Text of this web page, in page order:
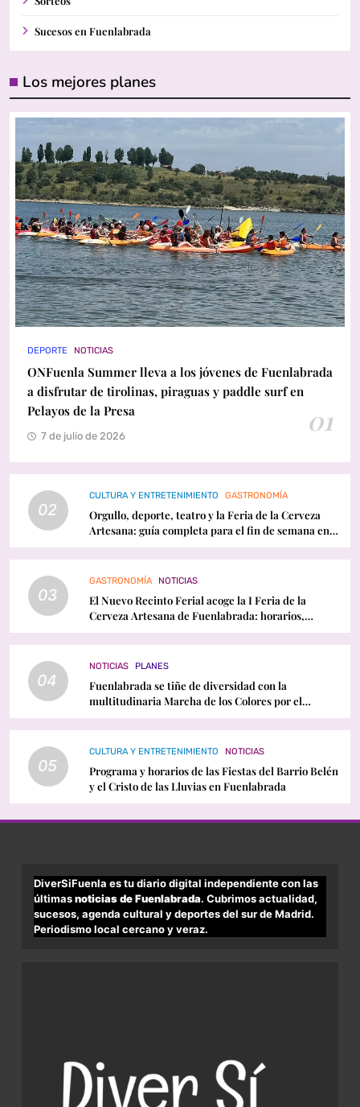
Sucesos en Fuenlabrada
Los mejores planes
DEPORTE NOTICIAS
ONFuenla Summer lleva a los jóvenes de Fuenlabrada
a disfrutar de tirolinas, piraguas y paddle surf en
Pelayos de la Presa
01
7 de julio de 2026
02
CULTURA Y ENTRETENIMIENTO GASTRONOMÍA
Orgullo, deporte, teatro y la Feria de la Cerveza
Artesana: guía completa para el fin de semana en
Fuenlabrada
03
GASTRONOMÍA NOTICIAS
El Nuevo Recinto Ferial acoge la I Feria de la
Cerveza Artesana de Fuenlabrada: horarios,
conciertos y programación
04
NOTICIAS PLANES
Fuenlabrada se tiñe de diversidad con la
multitudinaria Marcha de los Colores por el
Orgullo LGTBI
05
CULTURA Y ENTRETENIMIENTO NOTICIAS
Programa y horarios de las Fiestas del Barrio Belén
y el Cristo de las Lluvias en Fuenlabrada
DiverSiFuenla es tu diario digital independiente con las
últimasnoticias de Fuenlabrada. Cubrimos actualidad,
sucesos, agenda cultural y deportes del sur de Madrid.
Periodismo local cercano y veraz.